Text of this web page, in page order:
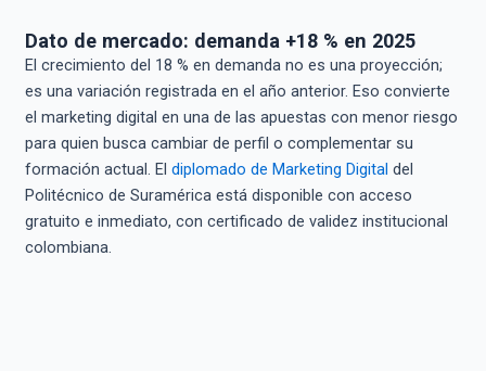
Dato de mercado: demanda +18 % en 2025
El crecimiento del 18 % en demanda no es una proyección;
es una variación registrada en el año anterior. Eso convierte
el marketing digital en una de las apuestas con menor riesgo
para quien busca cambiar de perfil o complementar su
formación actual. El diplomado de Marketing Digital del
Politécnico de Suramérica está disponible con acceso
gratuito e inmediato, con certificado de validez institucional
colombiana.